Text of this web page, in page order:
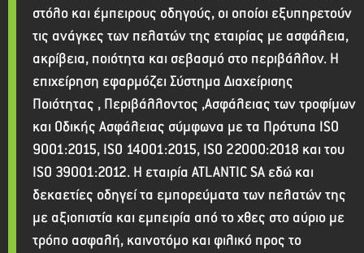
στόλο και έμπειρους οδηγούς, οι οποίοι εξυπηρετούν
τις ανάγκες των πελατών της εταιρίας με ασφάλεια,
ακρίβεια, ποιότητα και σεβασμό στο περιβάλλον. Η
επιχείρηση εφαρμόζει Σύστημα Διαχείρισης
Ποιότητας , Περιβάλλοντος ,Ασφάλειας των τροφίμων
και Οδικής Ασφάλειας σύμφωνα με τα Πρότυπα ISO
9001:2015, ISO 14001:2015, ISO 22000:2018 και του
ISO 39001:2012. Η εταιρία ATLANTIC SA εδώ και
δεκαετίες οδηγεί τα εμπορεύματα των πελατών της
με αξιοπιστία και εμπειρία από το χθες στο αύριο με
τρόπο ασφαλή, καινοτόμο και φιλικό προς το